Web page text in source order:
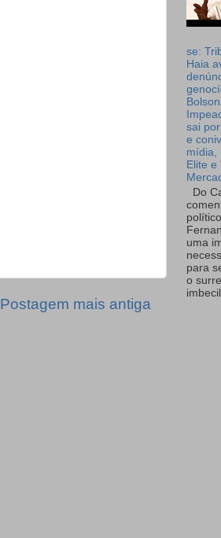
Postagem mais antiga
se:
Haia
sai
e
mídia,
Elite e
Do
uma
para
o